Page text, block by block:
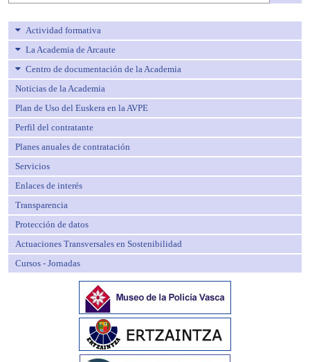
Actividad formativa
La Academia de Arcaute
Centro de documentación de la Academia
Noticias de la Academia
Plan de Uso del Euskera en la AVPE
Perfil del contratante
Planes anuales de contratación
Servicios
Enlaces de interés
Transparencia
Protección de datos
Actuaciones Transversales en Sostenibilidad
Cursos - Jornadas